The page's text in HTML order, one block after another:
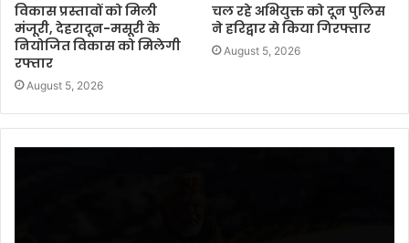
विकास प्रस्तावों को मिली
मंजूरी, देहरादून-मसूरी के
नियोजित विकास को मिलेगी
रफ्तार
August 5, 2026
चल रहे अभियुक्त को दून पुलिस
ने हरिद्वार से किया गिरफ्तार
August 5, 2026